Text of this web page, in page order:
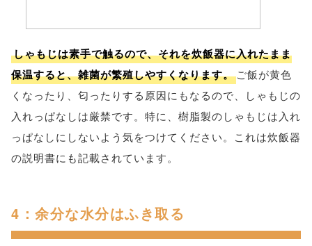
しゃもじは素手で触るので、それを炊飯器に入れたまま
保温すると、雑菌が繁殖しやすくなります。 ご飯が黄色
くなったり、匂ったりする原因にもなるので、しゃもじの
入れっぱなしは厳禁です。特に、樹脂製のしゃもじは入れ
っぱなしにしないよう気をつけてください。これは炊飯器
の説明書にも記載されています。
4：余分な水分はふき取る